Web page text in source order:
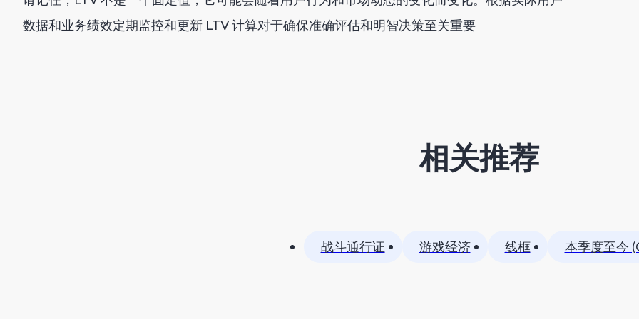
数据和业务绩效定期监控和更新 LTV 计算对于确保准确评估和明智决策至关重要
相关推荐
战斗通行证 游戏经济 线框 本季度至今